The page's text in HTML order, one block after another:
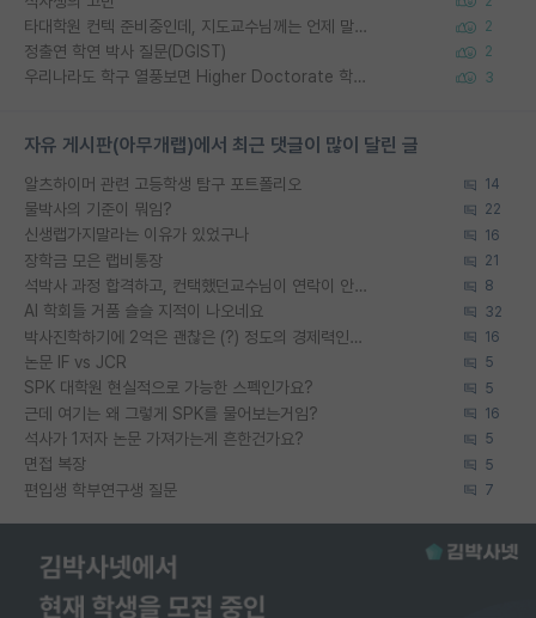
타대학원 컨텍 준비중인데, 지도교수님께는 언제 말씀드려야 할까요? 2
정출연 학연 박사 질문(DGIST) 2
우리나라도 학구 열풍보면 Higher Doctorate 학위가 필요하다고 봅니다. 3
자유 게시판(아무개랩)에서 최근 댓글이 많이 달린 글
알츠하이머 관련 고등학생 탐구 포트폴리오 14
물박사의 기준이 뭐임? 22
신생랩가지말라는 이유가 있었구나 16
장학금 모은 랩비통장 21
석박사 과정 합격하고, 컨택했던교수님이 연락이 안됩니다... 8
AI 학회들 거품 슬슬 지적이 나오네요 32
박사진학하기에 2억은 괜찮은 (?) 정도의 경제력인가요 16
논문 IF vs JCR 5
SPK 대학원 현실적으로 가능한 스펙인가요? 5
근데 여기는 왜 그렇게 SPK를 물어보는거임? 16
석사가 1저자 논문 가져가는게 흔한건가요? 5
면접 복장 5
편입생 학부연구생 질문 7